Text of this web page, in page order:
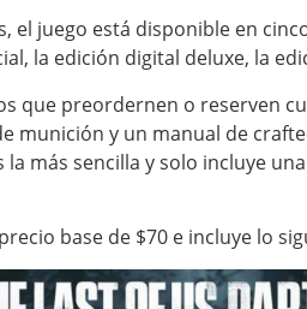
el juego está disponible en
la edición digital deluxe, la
que preordernen o reserven
munición y un manual de
más sencilla y solo incluye
base de $70 e incluye lo